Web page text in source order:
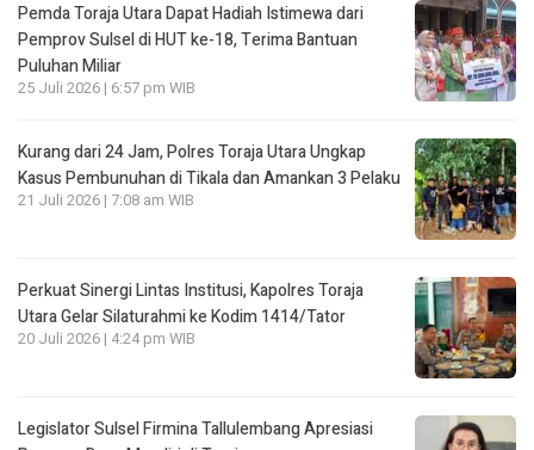
Pemda Toraja Utara Dapat Hadiah Istimewa dari
Pemprov Sulsel di HUT ke-18, Terima Bantuan
Puluhan Miliar
25 Juli 2026 | 6:57 pm WIB
Kurang dari 24 Jam, Polres Toraja Utara Ungkap
Kasus Pembunuhan di Tikala dan Amankan 3 Pelaku
21 Juli 2026 | 7:08 am WIB
Perkuat Sinergi Lintas Institusi, Kapolres Toraja
Utara Gelar Silaturahmi ke Kodim 1414/Tator
20 Juli 2026 | 4:24 pm WIB
Legislator Sulsel Firmina Tallulembang Apresiasi